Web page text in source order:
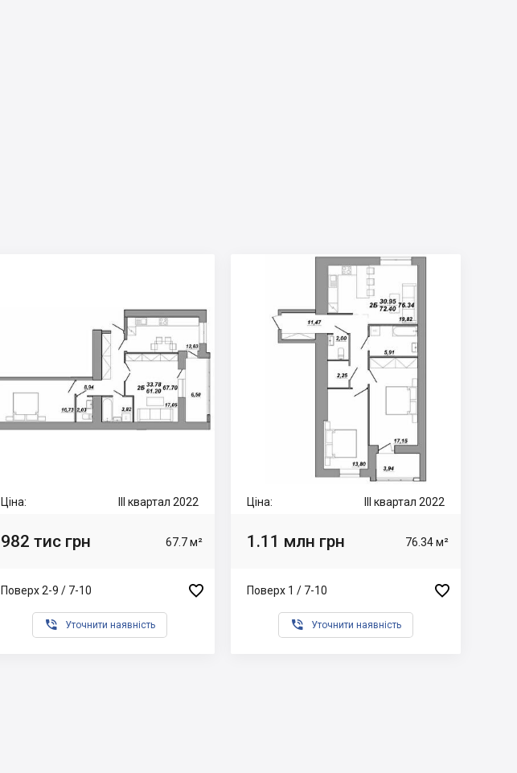
Ціна: III квартал 2022
982 тис грн 67.7 м²
Поверх 2-9 / 7-10 
 Уточнити наявність
Ціна: III квартал 2022
1.11 млн грн 76.34 м²
Поверх 1 / 7-10 
 Уточнити наявність